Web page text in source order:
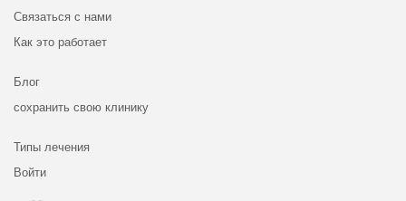
Связаться с нами
Как это работает
Блог
сохранить свою клинику
Типы лечения
Войти